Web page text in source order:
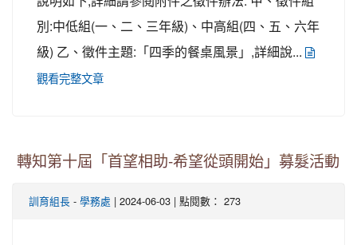
別:中低組(一、二、三年級)、中高組(四、五、六年
級) 乙、徵件主題:「四季的餐桌風景」,詳細說...
觀看完整文章
轉知第十屆「首望相助-希望從頭開始」募髮活動
訓育組長 - 學務處 | 2024-06-03 | 點閱數： 273